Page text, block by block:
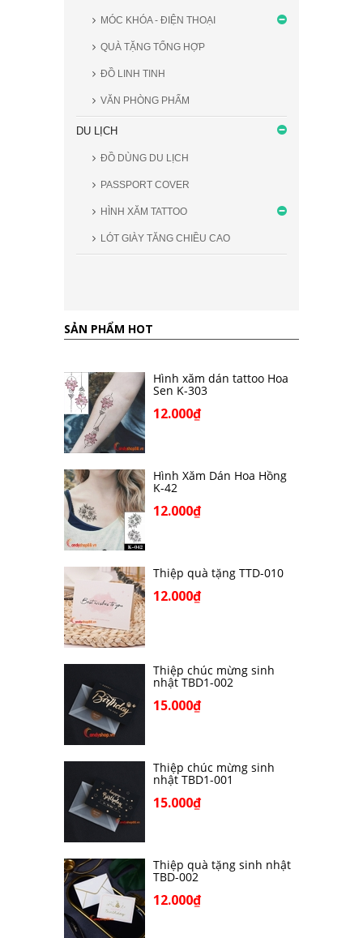
MÓC KHÓA - ĐIỆN THOẠI
QUÀ TẶNG TỔNG HỢP
ĐỒ LINH TINH
VĂN PHÒNG PHẨM
DU LỊCH
ĐỒ DÙNG DU LỊCH
PASSPORT COVER
HÌNH XĂM TATTOO
LÓT GIÀY TĂNG CHIỀU CAO
SẢN PHẨM HOT
Hình xăm dán tattoo Hoa
Sen K-303
12.000₫
Hình Xăm Dán Hoa Hồng
K-42
12.000₫
Thiệp quà tặng TTD-010
12.000₫
Thiệp chúc mừng sinh
nhật TBD1-002
15.000₫
Thiệp chúc mừng sinh
nhật TBD1-001
15.000₫
Thiệp quà tặng sinh nhật
TBD-002
12.000₫